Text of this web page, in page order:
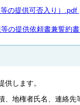
の提供可否入り）.pdf
の提供依頼書兼誓約
供します。
地権者氏名、連絡先